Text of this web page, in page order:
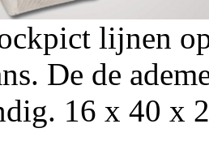
lijnen
De de
16 x 40 x